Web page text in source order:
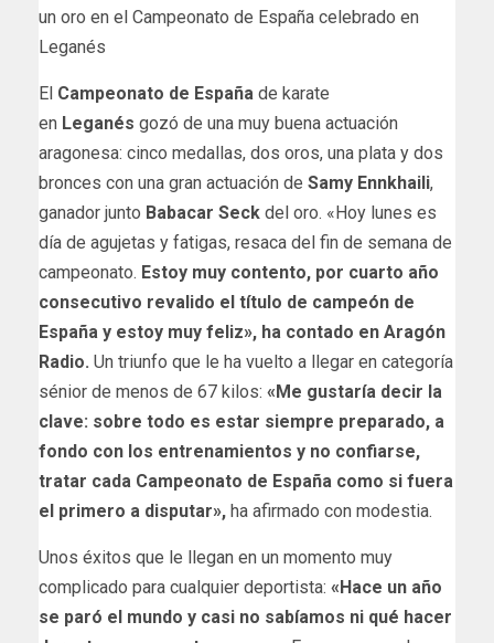
un oro en el Campeonato de España celebrado en
Leganés
El Campeonato de España de karate
en Leganés gozó de una muy buena actuación
aragonesa: cinco medallas, dos oros, una plata y dos
bronces con una gran actuación de Samy Ennkhaili,
ganador junto Babacar Seck del oro. «Hoy lunes es
día de agujetas y fatigas, resaca del fin de semana de
campeonato. Estoy muy contento, por cuarto año
consecutivo revalido el título de campeón de
España y estoy muy feliz», ha contado en Aragón
Radio. Un triunfo que le ha vuelto a llegar en categoría
sénior de menos de 67 kilos: «Me gustaría decir la
clave: sobre todo es estar siempre preparado, a
fondo con los entrenamientos y no confiarse,
tratar cada Campeonato de España como si fuera
el primero a disputar», ha afirmado con modestia.
Unos éxitos que le llegan en un momento muy
complicado para cualquier deportista: «Hace un año
se paró el mundo y casi no sabíamos ni qué hacer